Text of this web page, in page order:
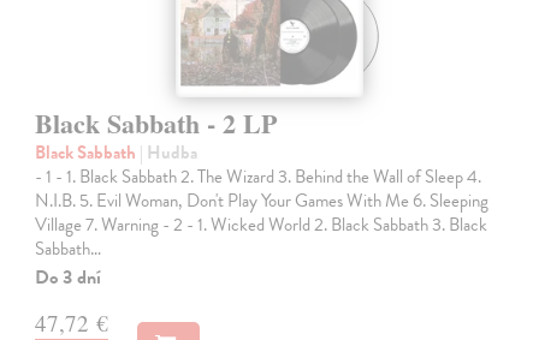
Black Sabbath - 2 LP
Black Sabbath | Hudba
- 1 - 1. Black Sabbath 2. The Wizard 3. Behind the Wall of Sleep 4.
N.I.B. 5. Evil Woman, Don't Play Your Games With Me 6. Sleeping
Village 7. Warning - 2 - 1. Wicked World 2. Black Sabbath 3. Black
Sabbath…
Do 3 dní
47,72 €